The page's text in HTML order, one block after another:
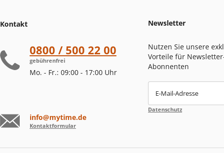
Kontakt
0800 / 500 22 00
gebührenfrei
Mo. - Fr.: 09:00 - 17:00 Uhr
info@mytime.de
Kontaktformular
Newsletter
Nutzen Sie unsere
Vorteile für
Abonnenten
E-Mail-Adresse
Datenschutz